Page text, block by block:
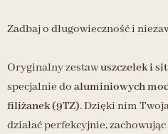
Zadbaj o długowieczność i
Oryginalny zestawuszczelek i
specjalnie do aluminiowych
filiżanek (9TZ). Dzięki nim
działać perfekcyjnie,